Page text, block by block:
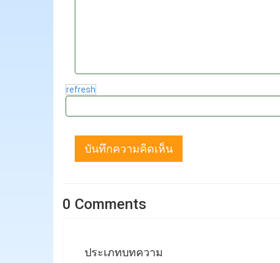
refresh
บันทึกความคิดเห็น
0 Comments
ประเภทบทความ